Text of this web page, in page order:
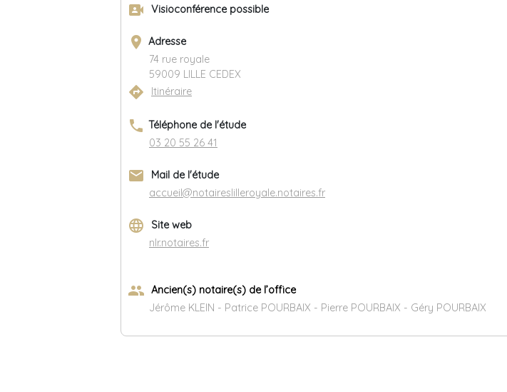
video_camera_front Visioconférence possible
place Adresse
74 rue royale
59009 LILLE CEDEX
directions Itinéraire
phone Téléphone de l'étude
03 20 55 26 41
email
Mail de l'étude
accueil@notaireslilleroyale.notaires.fr
language
Site web
nlr.notaires.fr
group Ancien(s) notaire(s) de l’office
Jérôme KLEIN - Patrice POURBAIX - Pierre POURBAIX - Géry POURBAIX